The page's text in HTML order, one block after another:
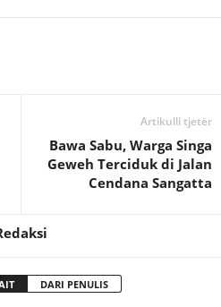
Artikulli tjetër
Bawa Sabu, Warga Singa
Geweh Terciduk di Jalan
Cendana Sangatta
DARI PENULIS